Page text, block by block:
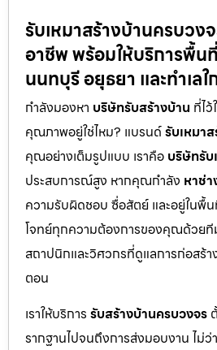
รับเหมาสร้างบ้านครบวง
อาชีพ พร้อมให้บริการพื้น
นนทบุรี อยุธยา และทำเลใ
กำลังมองหา บริษัทรับสร้างบ้าน ที่ไ
คุณภาพอยู่ใช่ไหม? แบรนด์รับเหมา
คุณอย่างเต็มรูปแบบ เราคือ บริษัทรับ
ประสบการณ์สูง หากคุณกำลัง หาช่า
ความรับผิดชอบ ซื่อสัตย์ และอยู่ในพื้
โจทย์ทุกความต้องการของคุณด้วย
สถาปนิกและวิศวกรที่ดูแลการก่อสร้
ตอน
เราให้บริการ รับสร้างบ้านครบวงจร
รากฐานไปจนถึงการส่งมอบงาน ไม่ว่